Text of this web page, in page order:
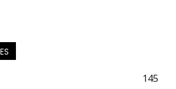
145